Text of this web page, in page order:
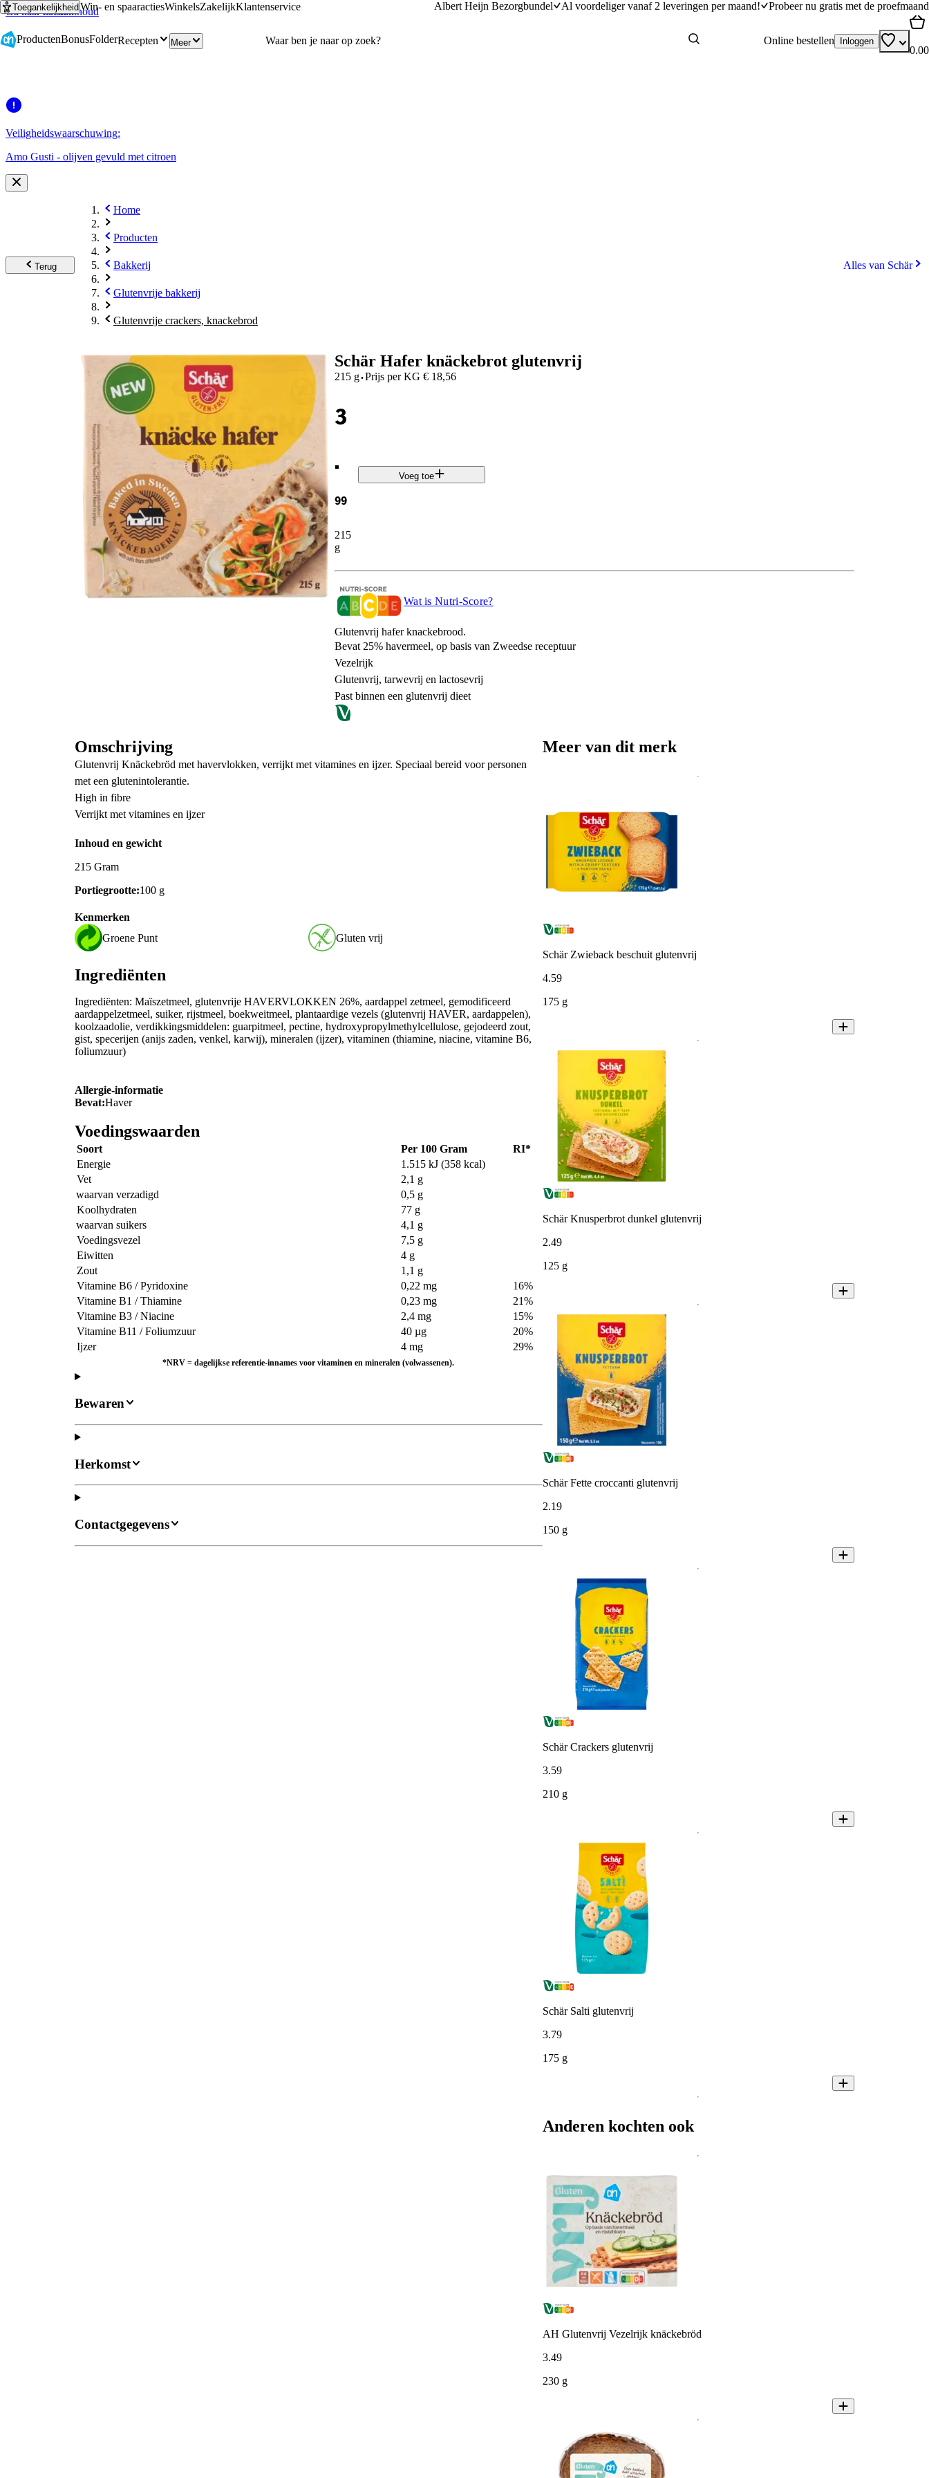
Ga naar hoofdinhoud
Ga naar zoeken
ToegankelijkheidWin- en spaaractiesWinkelsZakelijkKlantenservice Albert Heijn Bezorgbundel Al voordeliger vanaf 2 leveringen per maand! Probeer nu gratis met de proefmaand
ProductenBonusFolderRecepten Meer Online bestellen Inloggen
0.00
Veiligheidswaarschuwing:
Amo Gusti - olijven gevuld met citroen
Terug
Home
Producten
Bakkerij
Glutenvrije bakkerij
Glutenvrije crackers, knackebrod
Alles van Schär
Schär Hafer knäckebrot glutenvrij
215 g·Prijs per KG € 18,56
3
.
99
215
g
Voeg toe
Wat is Nutri-Score?
Glutenvrij hafer knackebrood.
Bevat 25% havermeel, op basis van Zweedse receptuur
Vezelrijk
Glutenvrij, tarwevrij en lactosevrij
Past binnen een glutenvrij dieet
Omschrijving
Glutenvrij Knäckebröd met havervlokken, verrijkt met vitamines en ijzer. Speciaal bereid voor personen
met een glutenintolerantie.
High in fibre
Verrijkt met vitamines en ijzer
Inhoud en gewicht
215 Gram
Portiegrootte:100 g
Kenmerken
Groene Punt
Gluten vrij
Ingrediënten
Ingrediënten: Maïszetmeel, glutenvrije HAVERVLOKKEN 26%, aardappel zetmeel, gemodificeerd
aardappelzetmeel, suiker, rijstmeel, boekweitmeel, plantaardige vezels (glutenvrij HAVER, aardappelen),
koolzaadolie, verdikkingsmiddelen: guarpitmeel, pectine, hydroxypropylmethylcellulose, gejodeerd zout,
gist, specerijen (anijs zaden, venkel, karwij), mineralen (ijzer), vitaminen (thiamine, niacine, vitamine B6,
foliumzuur)
Allergie-informatie
Bevat:Haver
Voedingswaarden
Soort Per 100 Gram
RI*
Energie
1.515 kJ (358 kcal)
Vet
2,1 g
waarvan verzadigd
0,5 g
Koolhydraten
77 g
waarvan suikers
4,1 g
Voedingsvezel
7,5 g
Eiwitten
4 g
Zout
1,1 g
Vitamine B6 / Pyridoxine
0,22 mg
16%
Vitamine B1 / Thiamine
0,23 mg
21%
Vitamine B3 / Niacine
2,4 mg
15%
Vitamine B11 / Foliumzuur
40 µg
20%
Ijzer
4 mg 29%
*NRV = dagelijkse referentie-innames voor vitaminen en mineralen (volwassenen).
Bewaren
Herkomst
Contactgegevens
Meer van dit merk
Schär Zwieback beschuit glutenvrij
4.59
175 g
Schär Knusperbrot dunkel glutenvrij
2.49
125 g
Schär Fette croccanti glutenvrij
2.19
150 g
Schär Crackers glutenvrij
3.59
210 g
Schär Salti glutenvrij
3.79
175 g
Anderen kochten ook
AH Glutenvrij Vezelrijk knäckebröd
3.49
230 g